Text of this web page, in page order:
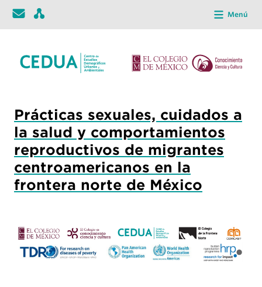
Menú
Prácticas sexuales, cuidados a
la salud y comportamientos
reproductivos de migrantes
centroamericanos en la
frontera norte de México